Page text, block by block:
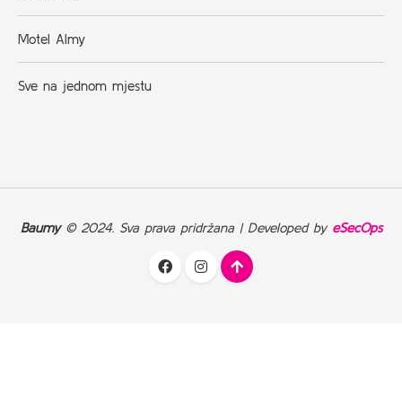
Motel Almy
Sve na jednom mjestu
Baumy© 2024. Sva prava pridržana | Developed by eSecOps